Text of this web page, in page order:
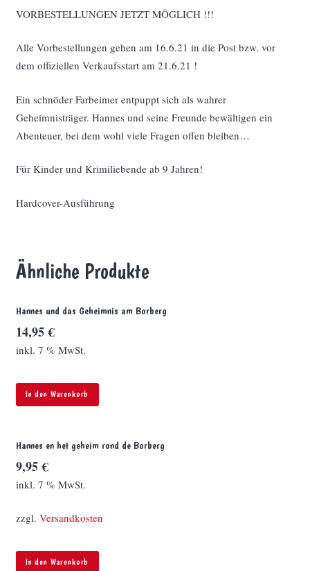
VORBESTELLUNGEN JETZT MÖGLICH !!!
Alle Vorbestellungen gehen am 16.6.21 in die Post bzw. vor
dem offiziellen Verkaufsstart am 21.6.21 !
Ein schnöder Farbeimer entpuppt sich als wahrer
Geheimnisträger. Hannes und seine Freunde bewältigen ein
Abenteuer, bei dem wohl viele Fragen offen bleiben…
Für Kinder und Krimiliebende ab 9 Jahren!
Hardcover-Ausführung
Ähnliche Produkte
Hannes und das Geheimnis am Borberg
14,95€
inkl. 7 % MwSt.
In den Warenkorb
Hannes en het geheim rond de Borberg
9,95€
inkl. 7 % MwSt.
zzgl. Versandkosten
In den Warenkorb